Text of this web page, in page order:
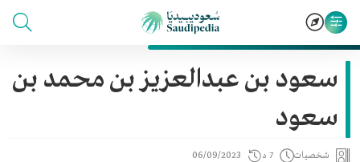
سعود بن عبدالعزيز بن محمد بن
سعود
شخصيات 7 د 06/09/2023